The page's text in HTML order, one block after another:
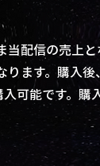
配信の売上と
ます。購入
可能です。購